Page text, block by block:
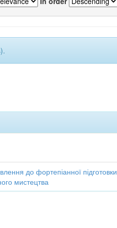
до фортепіанної підготовки
мистецтва